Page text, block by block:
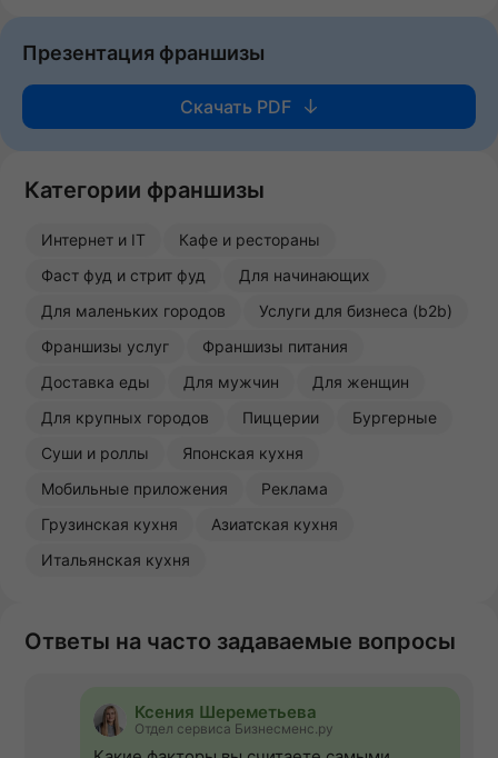
Презентация франшизы
Скачать PDF
Категории франшизы
Интернет и IT
Кафе и рестораны
Фаст фуд и стрит фуд
Для начинающих
Для маленьких городов
Услуги для бизнеса (b2b)
Франшизы услуг
Франшизы питания
Доставка еды
Для мужчин
Для женщин
Для крупных городов
Пиццерии
Бургерные
Суши и роллы
Японская кухня
Мобильные приложения
Реклама
Грузинская кухня
Азиатская кухня
Итальянская кухня
Ответы на часто задаваемые вопросы
Ксения Шереметьева
Отдел сервиса Бизнесменс.ру